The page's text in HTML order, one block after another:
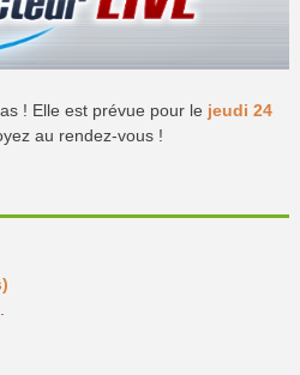
! Elle est prévue pour le jeudi 24
au rendez-vous !